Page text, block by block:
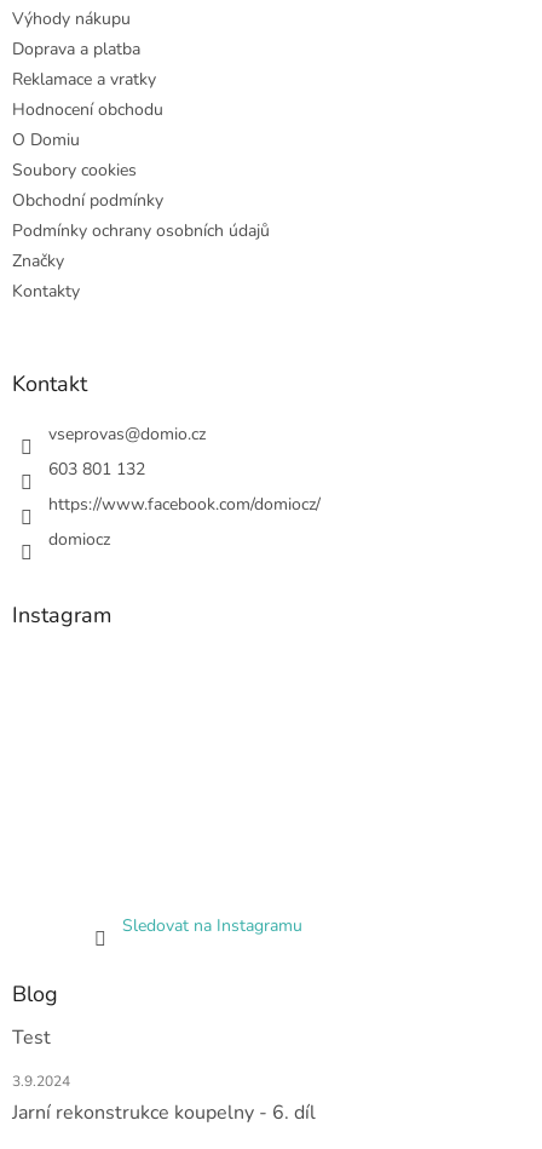
Výhody nákupu
Doprava a platba
Reklamace a vratky
Hodnocení obchodu
O Domiu
Soubory cookies
Obchodní podmínky
Podmínky ochrany osobních údajů
Značky
Kontakty
Kontakt
vseprovas@domio.cz
603 801 132
https://www.facebook.com/domiocz/
domiocz
Instagram
Sledovat na Instagramu
Blog
Test
3.9.2024
Jarní rekonstrukce koupelny - 6. díl